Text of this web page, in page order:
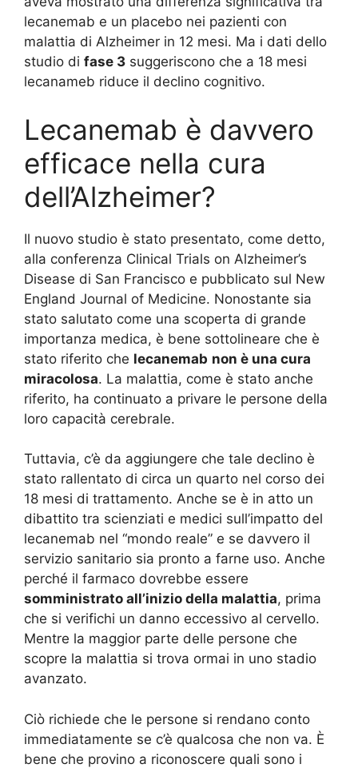
lecanemab e un placebo nei pazienti con
malattia di Alzheimer in 12 mesi. Ma i dati dello
studio di fase 3 suggeriscono che a 18 mesi
lecanameb riduce il declino cognitivo.
Lecanemab è davvero
efficace nella cura
dell’Alzheimer?
Il nuovo studio è stato presentato, come detto,
alla conferenza Clinical Trials on Alzheimer’s
Disease di San Francisco e pubblicato sul New
England Journal of Medicine. Nonostante sia
stato salutato come una scoperta di grande
importanza medica, è bene sottolineare che è
stato riferito che lecanemab non è una cura
miracolosa. La malattia, come è stato anche
riferito, ha continuato a privare le persone della
loro capacità cerebrale.
Tuttavia, c’è da aggiungere che tale declino è
stato rallentato di circa un quarto nel corso dei
18 mesi di trattamento. Anche se è in atto un
dibattito tra scienziati e medici sull’impatto del
lecanemab nel “mondo reale” e se davvero il
servizio sanitario sia pronto a farne uso. Anche
perché il farmaco dovrebbe essere
somministrato all’inizio della malattia, prima
che si verifichi un danno eccessivo al cervello.
Mentre la maggior parte delle persone che
scopre la malattia si trova ormai in uno stadio
avanzato.
Ciò richiede che le persone si rendano conto
immediatamente se c’è qualcosa che non va. È
bene che provino a riconoscere quali sono i